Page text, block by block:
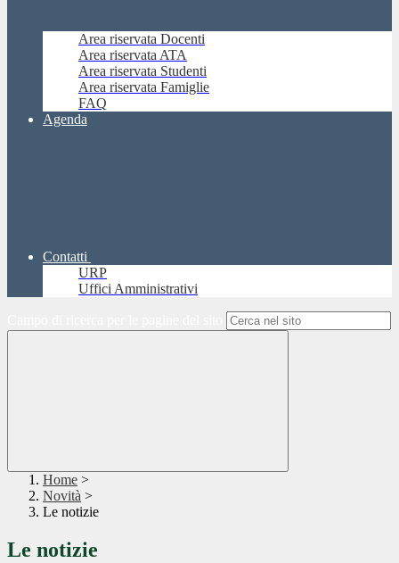
Area riservata Docenti
Area riservata ATA
Area riservata Studenti
Area riservata Famiglie
FAQ
Agenda
Contatti
URP
Uffici Amministrativi
Home >
Novità >
Le notizie
Le notizie